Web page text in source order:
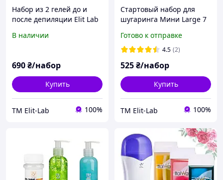
Набор из 2 гелей до и
после депиляции Elit Lab
В наличии
690₴/набор
Купить
TM Elit-Lab 100%
Стартовый набор для
шугаринга Мини Large 7
Готово к отправке
4.5 (2)
525₴/набор
Купить
TM Elit-Lab 100%